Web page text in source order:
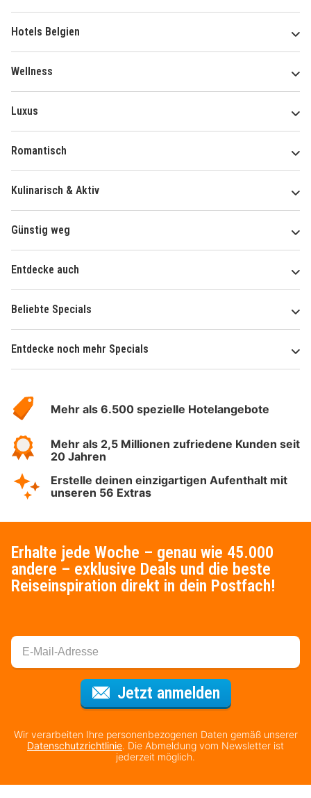
Hotels Belgien
Wellness
Luxus
Romantisch
Kulinarisch & Aktiv
Günstig weg
Entdecke auch
Beliebte Specials
Entdecke noch mehr Specials
Hotelspecials
Mehr als 6.500 spezielle Hotelangebote
Mehr als 2,5 Millionen zufriedene Kunden seit
20 Jahren
Erstelle deinen einzigartigen Aufenthalt mit
unseren 56 Extras
Erhalte jede Woche – genau wie 45.000
andere – exklusive Deals und die beste
Reiseinspiration direkt in dein Postfach!
Jetzt anmeldenFür den
Wir verarbeiten Ihre personenbezogenen Daten gemäß unserer
Datenschutzrichtlinie. Die Abmeldung vom Newsletter ist
jederzeit möglich.